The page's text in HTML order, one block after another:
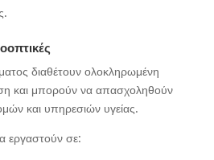
διαθέτουν ολοκληρωμένη
και μπορούν να απασχοληθούν
και υπηρεσιών υγείας.
εργαστούν σε: